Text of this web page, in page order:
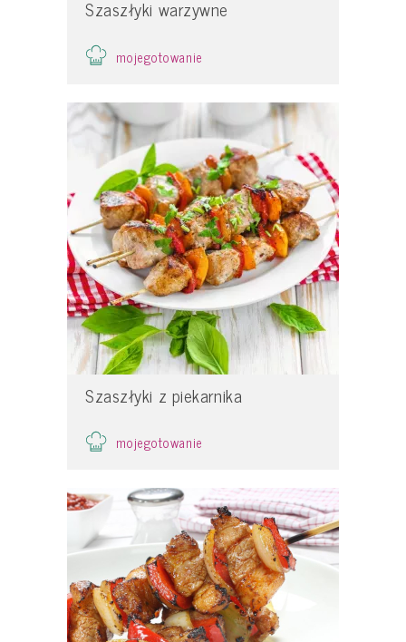
Szaszłyki warzywne
mojegotowanie
Szaszłyki z piekarnika
mojegotowanie